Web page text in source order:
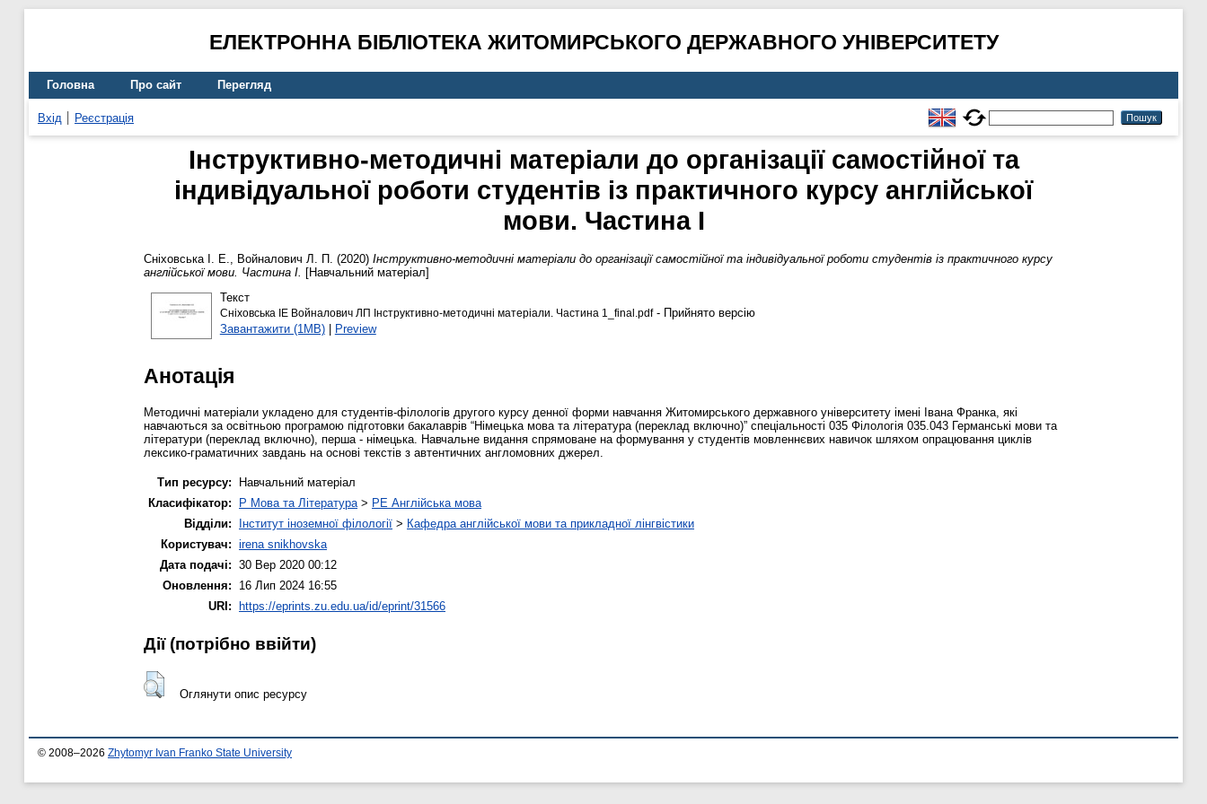
ЕЛЕКТРОННА БІБЛІОТЕКА ЖИТОМИРСЬКОГО ДЕРЖАВНОГО УНІВЕРСИТЕТУ
Головна Про сайт Перегляд
Вхід Реєстрація
Інструктивно-методичні матеріали до організації самостійної та
індивідуальної роботи студентів із практичного курсу англійської
мови. Частина І
Сніховська І. Е., Войналович Л. П. (2020) Інструктивно-методичні матеріали до організації самостійної та індивідуальної роботи студентів із практичного курсу
англійської мови. Частина І. [Навчальний матеріал]
Текст
Сніховська ІЕ Войналович ЛП Інструктивно-методичні матеріали. Частина 1_final.pdf- Прийнято версію
Завантажити (1MB)| Preview
Анотація
Методичні матеріали укладено для студентів-філологів другого курсу денної форми навчання Житомирського державного університету імені Івана Франка, які
навчаються за освітньою програмою підготовки бакалаврів “Німецька мова та література (переклад включно)” спеціальності 035 Філологія 035.043 Германські мови та
літератури (переклад включно), перша - німецька. Навчальне видання спрямоване на формування у студентів мовленнєвих навичок шляхом опрацювання циклів
лексико-граматичних завдань на основі текстів з автентичних англомовних джерел.
Тип ресурсу:
Навчальний матеріал
Класифікатор:
P Мова та Література > PE Англійська мова
Відділи:
Інститут іноземної філології > Кафедра англійської мови та прикладної лінгвістики
Користувач: irena snikhovska
Дата подачі: 30 Вер 2020 00:12
Оновлення:
16 Лип 2024 16:55
URI: https://eprints.zu.edu.ua/id/eprint/31566
Дії ​​(потрібно ввійти)
Оглянути опис ресурсу
© 2008–2026 Zhytomyr Ivan Franko State University